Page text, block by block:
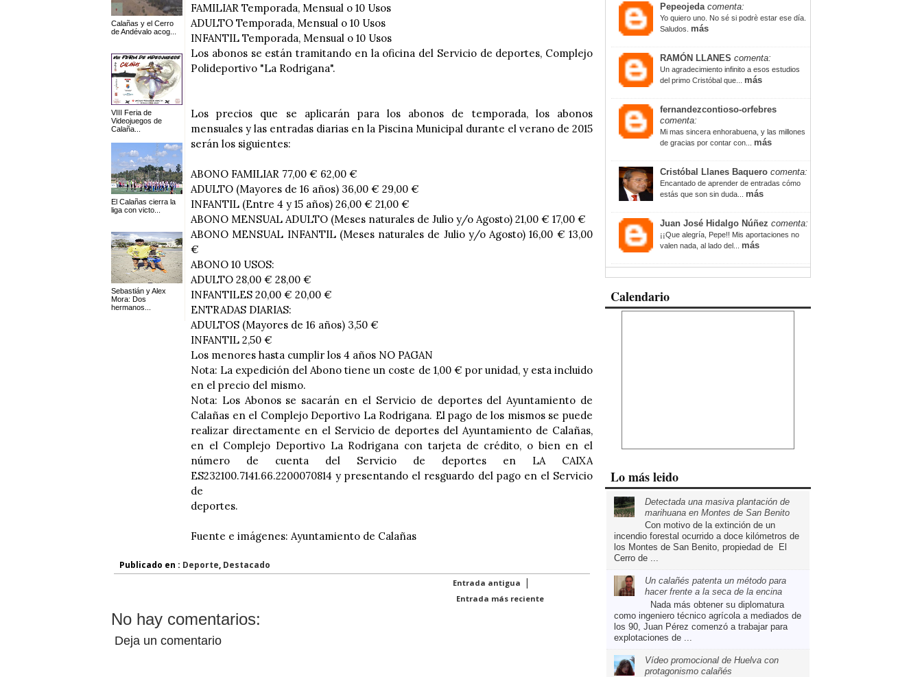
Calañas y el Cerro
de Andévalo acog...
VIII Feria de
Videojuegos de
Calaña...
El Calañas cierra la
liga con victo...
Sebastián y Alex
Mora: Dos
hermanos...
FAMILIAR Temporada, Mensual o 10 Usos
ADULTO Temporada, Mensual o 10 Usos
INFANTIL Temporada, Mensual o 10 Usos
Los abonos se están tramitando en la oficina del Servicio de deportes, Complejo
Polideportivo "La Rodrigana".
Los precios que se aplicarán para los abonos de temporada, los abonos
mensuales y las entradas diarias en la Piscina Municipal durante el verano de 2015
serán los siguientes:
ABONO FAMILIAR 77,00 € 62,00 €
ADULTO (Mayores de 16 años) 36,00 € 29,00 €
INFANTIL (Entre 4 y 15 años) 26,00 € 21,00 €
ABONO MENSUAL ADULTO (Meses naturales de Julio y/o Agosto) 21,00 € 17,00 €
ABONO MENSUAL INFANTIL (Meses naturales de Julio y/o Agosto) 16,00 € 13,00
€
ABONO 10 USOS:
ADULTO 28,00 € 28,00 €
INFANTILES 20,00 € 20,00 €
ENTRADAS DIARIAS:
ADULTOS (Mayores de 16 años) 3,50 €
INFANTIL 2,50 €
Los menores hasta cumplir los 4 años NO PAGAN
Nota: La expedición del Abono tiene un coste de 1,00 € por unidad, y esta incluido
en el precio del mismo.
Nota: Los Abonos se sacarán en el Servicio de deportes del Ayuntamiento de
Calañas en el Complejo Deportivo La Rodrigana. El pago de los mismos se puede
realizar directamente en el Servicio de deportes del Ayuntamiento de Calañas,
en el Complejo Deportivo La Rodrigana con tarjeta de crédito, o bien en el
número de cuenta del Servicio de deportes en LA CAIXA
ES232100.7141.66.2200070814 y presentando el resguardo del pago en el Servicio
de
deportes.
Fuente e imágenes: Ayuntamiento de Calañas
Publicado en : Deporte, Destacado
Entrada antigua |
Entrada más reciente
No hay comentarios:
Deja un comentario
Pepeojeda comenta:
Yo quiero uno. No sé si podrè estar ese día.
Saludos. más
RAMÓN LLANES comenta:
Un agradecimiento infinito a esos estudios
del primo Cristóbal que... más
fernandezcontioso-orfebres
comenta:
Mi mas sincera enhorabuena, y las millones
de gracias por contar con... más
Cristóbal Llanes Baquero comenta:
Encantado de aprender de entradas cómo
estás que son sin duda... más
Juan José Hidalgo Núñez comenta:
¡¡Que alegría, Pepe!! Mis aportaciones no
valen nada, al lado del... más
Calendario
Lo más leido
Detectada una masiva plantación de
marihuana en Montes de San Benito
Con motivo de la extinción de un
incendio forestal ocurrido a doce kilómetros de
los Montes de San Benito, propiedad de El
Cerro de ...
Un calañés patenta un método para
hacer frente a la seca de la encina
Nada más obtener su diplomatura
como ingeniero técnico agrícola a mediados de
los 90, Juan Pérez comenzó a trabajar para
explotaciones de ...
Vídeo promocional de Huelva con
protagonismo calañés